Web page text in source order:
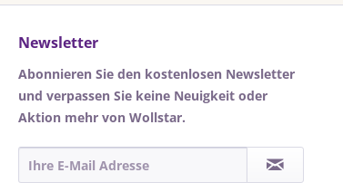
Newsletter
Abonnieren Sie den kostenlosen Newsletter
und verpassen Sie keine Neuigkeit oder
Aktion mehr von Wollstar.